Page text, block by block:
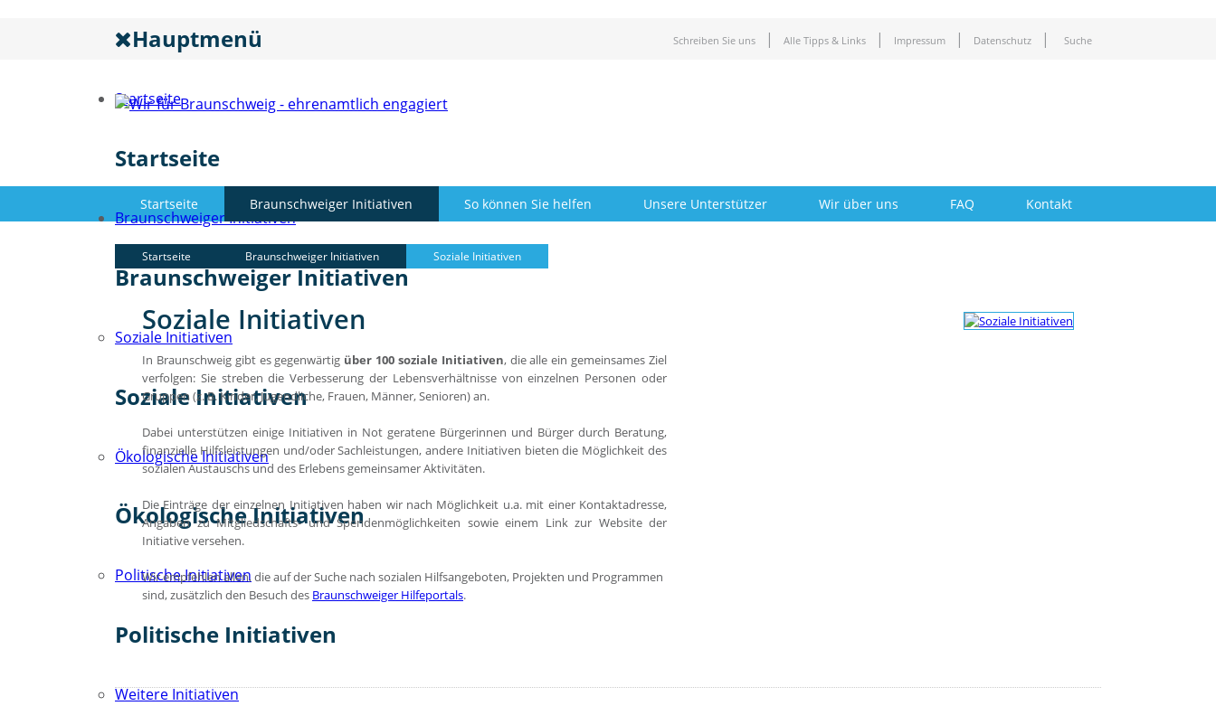
Schreiben Sie uns Alle Tipps & Links Impressum Datenschutz Suche
Hauptmenü
Startseite
Startseite
Braunschweiger Initiativen
Braunschweiger Initiativen
Soziale Initiativen
Soziale Initiativen
Ökologische Initiativen
Ökologische Initiativen
Politische Initiativen
Politische Initiativen
Weitere Initiativen
Startseite Braunschweiger Initiativen So können Sie helfen Unsere Unterstützer Wir über uns FAQ Kontakt
Startseite Braunschweiger Initiativen Soziale Initiativen
Soziale Initiativen
In Braunschweig gibt es gegenwärtig über 100 soziale Initiativen, die alle ein gemeinsames Ziel
verfolgen: Sie streben die Verbesserung der Lebensverhältnisse von einzelnen Personen oder
Gruppen (z. B. Kinder, Jugendliche, Frauen, Männer, Senioren) an.
Dabei unterstützen einige Initiativen in Not geratene Bürgerinnen und Bürger durch Beratung,
finanzielle Hilfsleistungen und/oder Sachleistungen, andere Initiativen bieten die Möglichkeit des
sozialen Austauschs und des Erlebens gemeinsamer Aktivitäten.
Die Einträge der einzelnen Initiativen haben wir nach Möglichkeit u.a. mit einer Kontaktadresse,
Angaben zu Mitgliedschafts- und Spendenmöglichkeiten sowie einem Link zur Website der
Initiative versehen.
Wir empfehlen allen, die auf der Suche nach sozialen Hilfsangeboten, Projekten und Programmen
sind, zusätzlich den Besuch des Braunschweiger Hilfeportals.